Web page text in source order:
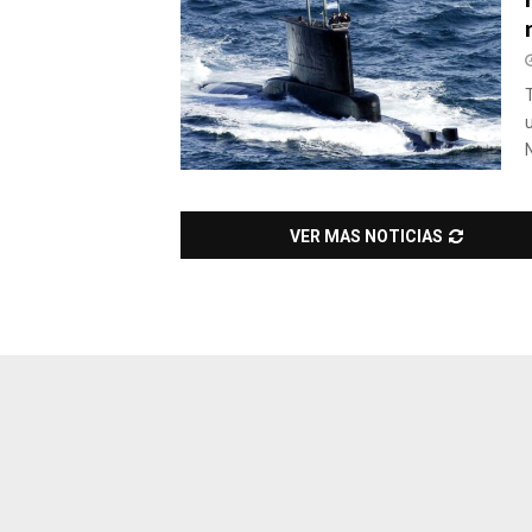
VER MAS NOTICIAS